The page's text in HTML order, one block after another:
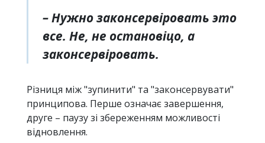
– Нужно законсервіровать это
все. Не, не остановіцо, а
законсервіровать.
Різниця між "зупинити" та "законсервувати"
принципова. Перше означає завершення,
друге – паузу зі збереженням можливості
відновлення.